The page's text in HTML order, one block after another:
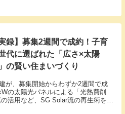
と思っています。かなり高齢化が進ん
る地域...
実録】募集2週間で成約！子育
代に選ばれた「広さ×太陽
の賢い住まいづくり
が、募集開始からわずか2週間で成
の太陽光パネルによる「光熱費削
活用など、SG Solar流の再生術を公